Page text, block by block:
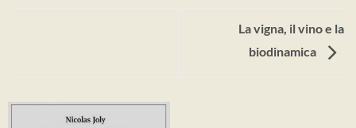
La vigna, il vino e la
biodinamica